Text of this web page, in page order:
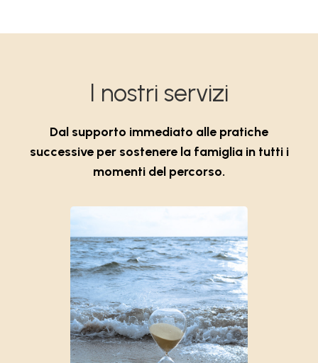
I nostri servizi
Dal supporto immediato alle pratiche
successive per sostenere la famiglia in tutti i
momenti del percorso.